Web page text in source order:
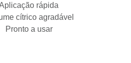
rápida
cítrico agradável
Pronto a usar